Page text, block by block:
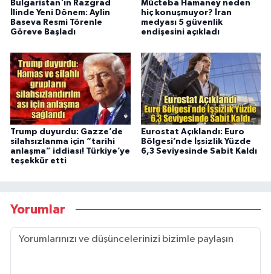
Bulgaristan'ın Razgrad
İlinde Yeni Dönem: Aylin
Baseva Resmi Törenle
Göreve Başladı
Mücteba Hamaney neden
hiç konuşmuyor? İran
medyası 5 güvenlik
endişesini açıkladı
Trump duyurdu: Gazze’de
silahsızlanma için “tarihi
anlaşma” iddiası! Türkiye’ye
teşekkür etti
Eurostat Açıklandı: Euro
Bölgesi’nde İşsizlik Yüzde
6,3 Seviyesinde Sabit Kaldı
Yorumlar